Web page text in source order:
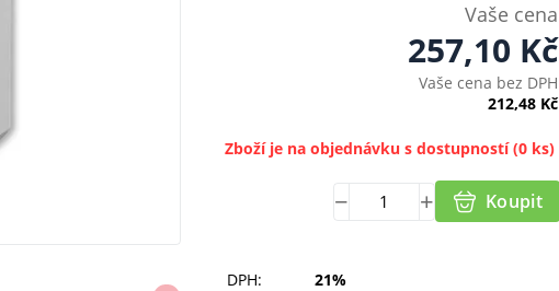
Vaše cena
257,10 Kč
Vaše cena bez DPH
212,48 Kč
Zboží je na objednávku s dostupností(0 ks)
Koupit
DPH:
21%